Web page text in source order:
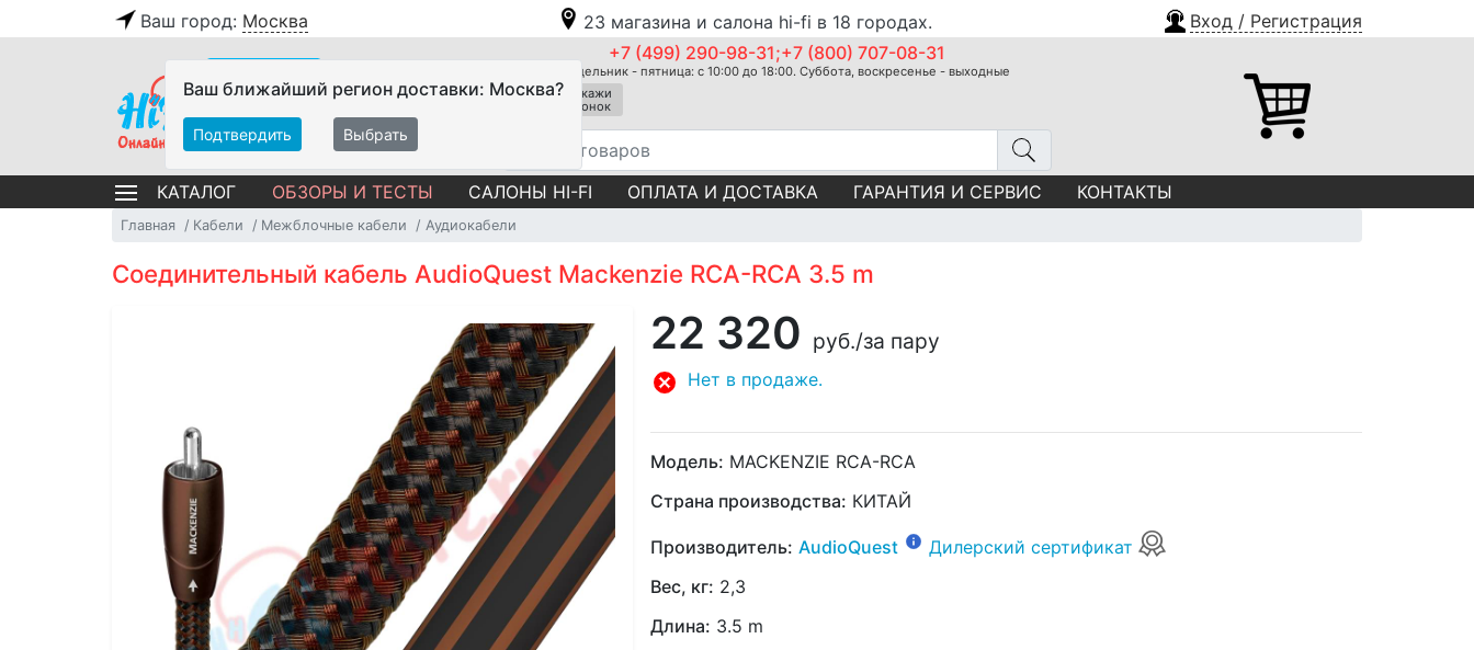
Ваш город: Москва 23 магазина и салона hi-fi в 18 городах. Вход / Регистрация
Ваш ближайший регион доставки: Москва?
Подтвердить Выбрать
+7 (499) 290-98-31;+7 (800) 707-08-31
Понедельник - пятница: с 10:00 до 18:00. Суббота, воскресенье - выходные
Закажи
звонок
КАТАЛОГ ОБЗОРЫ И ТЕСТЫ САЛОНЫ HI-FI ОПЛАТА И ДОСТАВКА ГАРАНТИЯ И СЕРВИС КОНТАКТЫ
Главная Кабели Межблочные кабели Аудиокабели
Соединительный кабель AudioQuest Mackenzie RCA-RCA 3.5 m
22 320 руб./за пару
Нет в продаже.
Модель: MACKENZIE RCA-RCA
Страна производства: КИТАЙ
Производитель: AudioQuest
Дилерский сертификат
Вес, кг: 2,3
Длина: 3.5 m